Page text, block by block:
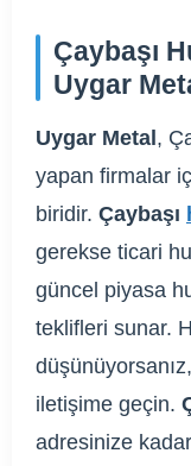
Çaybaşı
Uygar
Uygar Metal,
yapan firmalar
biridir. Çaybaşı
gerekse ticari
güncel piyasa
teklifleri sunar.
iletişime geçin.
adresinize